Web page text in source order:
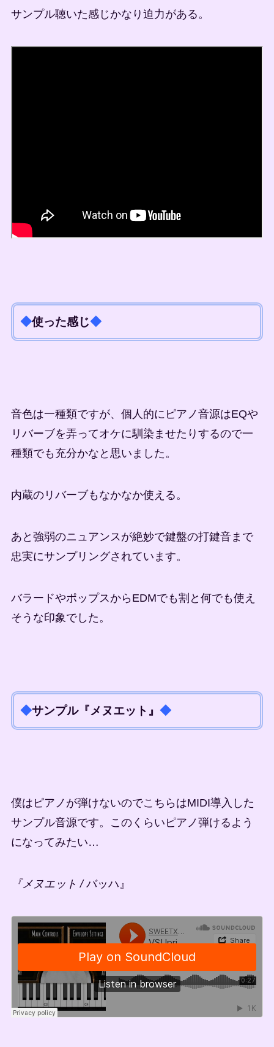
サンプル聴いた感じかなり迫力がある。
◆使った感じ◆
音色は一種類ですが、個人的にピアノ音源はEQや
リバーブを弄ってオケに馴染ませたりするので一
種類でも充分かなと思いました。
内蔵のリバーブもなかなか使える。
あと強弱のニュアンスが絶妙で鍵盤の打鍵音まで
忠実にサンプリングされています。
バラードやポップスからEDMでも割と何でも使え
そうな印象でした。
◆サンプル『メヌエット』 ◆
僕はピアノが弾けないのでこちらはMIDI導入した
サンプル音源です。このくらいピアノ弾けるよう
になってみたい…
『メヌエット /バッハ』